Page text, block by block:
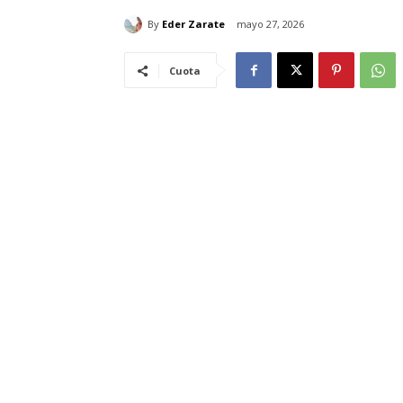
By Eder Zarate mayo 27, 2026
Cuota